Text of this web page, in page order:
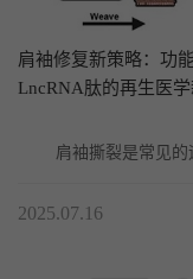
肩袖修复新策略：功
LncRNA肽的再生医
肩袖撕裂是常见的运
2025.07.16